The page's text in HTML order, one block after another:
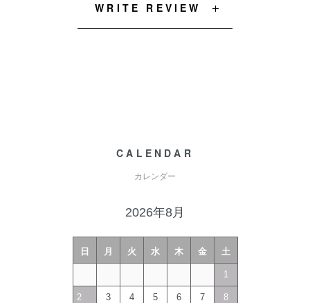
WRITE REVIEW
CALENDAR
カレンダー
2026年8月
日 月 火 水 木 金 土
1
2 3 4 5 6 7 8